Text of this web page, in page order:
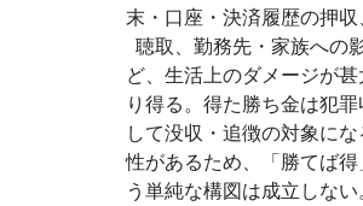
末・口座・決済履歴の押収
聴取、勤務先・家族への
ど、生活上のダメージが甚
り得る。得た勝ち金は犯罪
して没収・追徴の対象に
性があるため、「勝てば得
う単純な構図は成立しない